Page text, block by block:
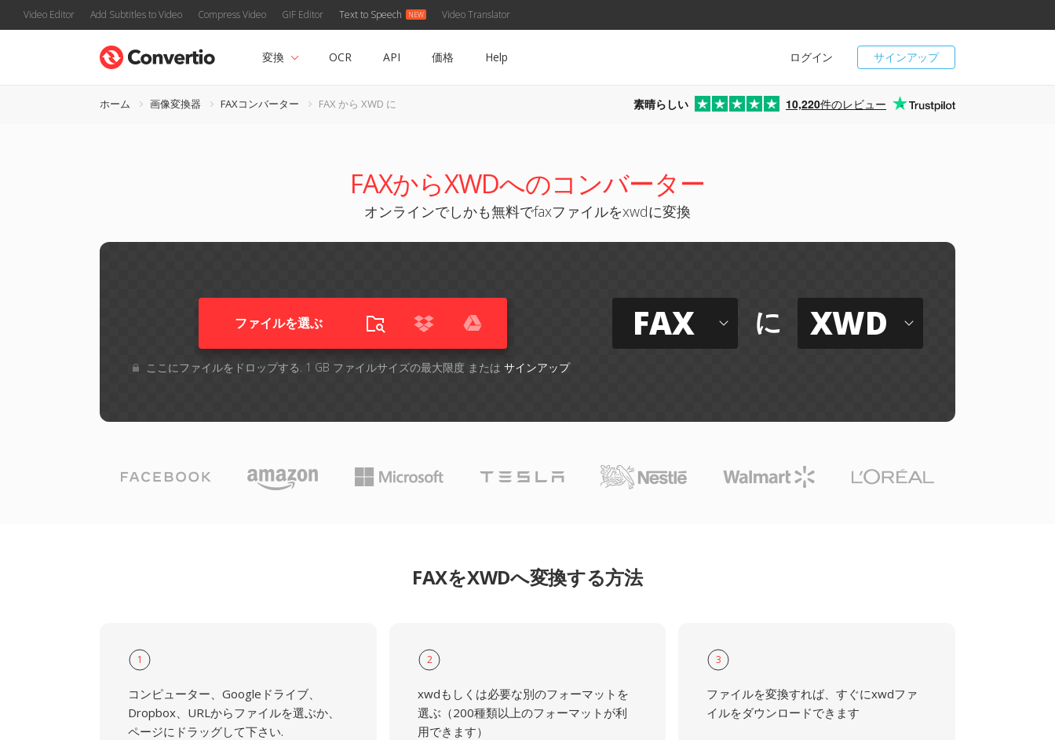
Video Editor Add Subtitles to Video Compress Video GIF Editor Text to Speech Video Translator
サインアップ
ログイン
変換 OCR API 価格 Help
ホーム 画像変換器 FAXコンバーター FAX から XWD に 素晴らしい 10,220件のレビュー
FAXからXWDへのコンバーター
オンラインでしかも無料でfaxファイルをxwdに変換
ファイルを選ぶ
ここにファイルをドロップする. 1 GB ファイルサイズの最大限度 または サインアップ
FAX に XWD
FAXをXWDへ変換する方法
1
コンピューター、Googleドライブ、
Dropbox、URLからファイルを選ぶか、
ページにドラッグして下さい.
2
xwdもしくは必要な別のフォーマットを
選ぶ（200種類以上のフォーマットが利
用できます）
3
ファイルを変換すれば、すぐにxwdファ
イルをダウンロードできます